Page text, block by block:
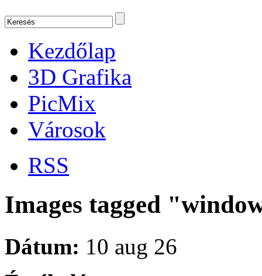
Kezdőlap
3D Grafika
PicMix
Városok
RSS
Images tagged
Dátum: 10 aug 26